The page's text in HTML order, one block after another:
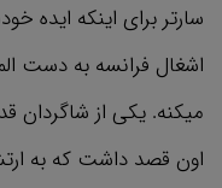
سارتر برای اینکه ایده
اشغال فرانسه به دست
میکنه. یکی از
اون قصد داشت که به